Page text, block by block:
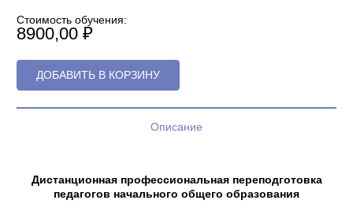
Стоимость обучения:
8900,00 ₽
ДОБАВИТЬ В КОРЗИНУ
Описание
Дистанционная профессиональная переподготовка
педагогов начального общего образования